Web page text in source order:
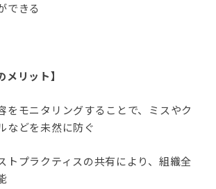
できる
メリット】
をモニタリングすることで、ミスやク
などを未然に防ぐ
トプラクティスの共有により、組織全